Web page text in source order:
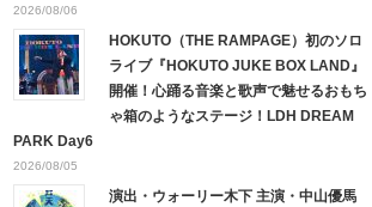
2026/08/06
HOKUTO（THE RAMPAGE）初のソロ
ライブ『HOKUTO JUKE BOX LAND』
開催！心踊る音楽と歌声で魅せるおもち
ゃ箱のようなステージ！LDH DREAM
PARK Day6
2026/08/05
演出・ウォーリー木下 主演・中山優馬